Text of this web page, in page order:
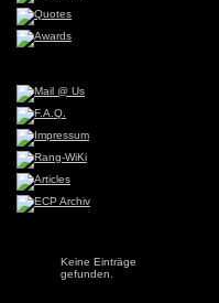
Keine Einträge
gefunden.